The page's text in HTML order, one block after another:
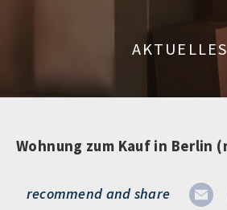
AKTUELLES
recommend and share